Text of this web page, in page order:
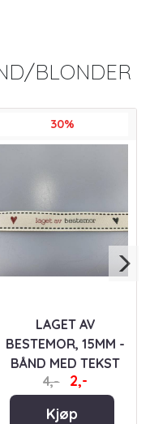
BLONDER
30%
LAGET AV
BESTEMOR, 15MM -
BÅND MED TEKST
4,-
2,-
Kjøp